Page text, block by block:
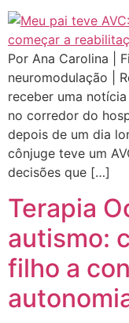
Por Ana Carolina |
neuromodulação |
receber uma
no corredor do
depois de um dia
cônjuge teve um
decisões que […]
Terapia
autismo:
filho a